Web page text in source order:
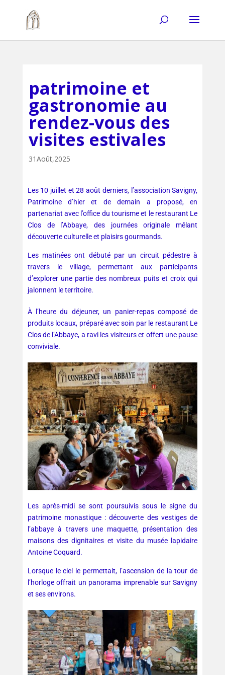
patrimoine et
gastronomie au
rendez-vous des
visites estivales
31Août,2025
Les 10 juillet et 28 août derniers, l’association Savigny,
Patrimoine d’hier et de demain a proposé, en
partenariat avec l’office du tourisme et le restaurant Le
Clos de l’Abbaye, des journées originale mêlant
découverte culturelle et plaisirs gourmands.
Les matinées ont débuté par un circuit pédestre à
travers le village, permettant aux participants
d’explorer une partie des nombreux puits et croix qui
jalonnent le territoire.
À l’heure du déjeuner, un panier-repas composé de
produits locaux, préparé avec soin par le restaurant Le
Clos de l’Abbaye, a ravi les visiteurs et offert une pause
conviviale.
Les après-midi se sont poursuivis sous le signe du
patrimoine monastique : découverte des vestiges de
l’abbaye à travers une maquette, présentation des
maisons des dignitaires et visite du musée lapidaire
Antoine Coquard.
Lorsque le ciel le permettait, l’ascension de la tour de
l’horloge offrait un panorama imprenable sur Savigny
et ses environs.